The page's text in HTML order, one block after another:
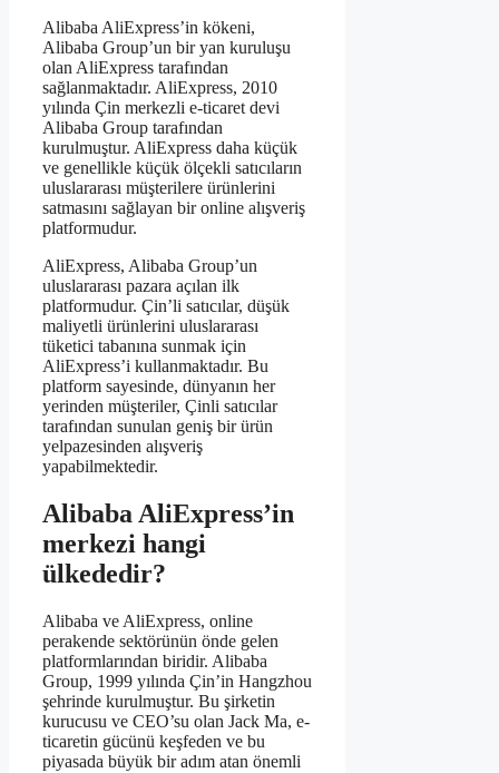
Alibaba AliExpress’in kökeni,
Alibaba Group’un bir yan kuruluşu
olan AliExpress tarafından
sağlanmaktadır. AliExpress, 2010
yılında Çin merkezli e-ticaret devi
Alibaba Group tarafından
kurulmuştur. AliExpress daha küçük
ve genellikle küçük ölçekli satıcıların
uluslararası müşterilere ürünlerini
satmasını sağlayan bir online alışveriş
platformudur.
AliExpress, Alibaba Group’un
uluslararası pazara açılan ilk
platformudur. Çin’li satıcılar, düşük
maliyetli ürünlerini uluslararası
tüketici tabanına sunmak için
AliExpress’i kullanmaktadır. Bu
platform sayesinde, dünyanın her
yerinden müşteriler, Çinli satıcılar
tarafından sunulan geniş bir ürün
yelpazesinden alışveriş
yapabilmektedir.
Alibaba AliExpress’in
merkezi hangi
ülkededir?
Alibaba ve AliExpress, online
perakende sektörünün önde gelen
platformlarından biridir. Alibaba
Group, 1999 yılında Çin’in Hangzhou
şehrinde kurulmuştur. Bu şirketin
kurucusu ve CEO’su olan Jack Ma, e-
ticaretin gücünü keşfeden ve bu
piyasada büyük bir adım atan önemli